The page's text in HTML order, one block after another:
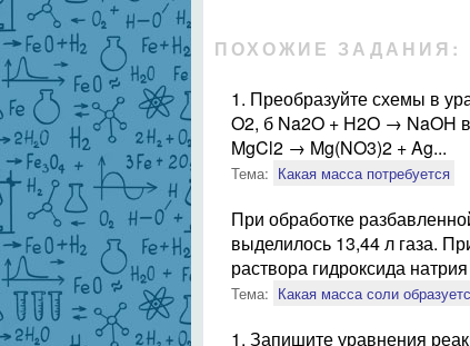
ПОХОЖИЕ ЗАДАНИЯ:
1. Преобразуйте схемы в
O2, б Na2O + H2O →
MgCl2 → Mg(NO3)2 + Ag...
Тема: Какая масса потребуется
При обработке
выделилось 13,44 л газа.
раствора гидроксида
Тема: Какая масса соли
1. Запишите уравнения